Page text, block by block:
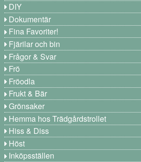
DIY
Dokumentär
Fina Favoriter!
Fjärilar och bin
Frågor & Svar
Frö
Fröodla
Frukt & Bär
Grönsaker
Hemma hos Trädgårdstrollet
Hiss & Diss
Höst
Inköpsställen